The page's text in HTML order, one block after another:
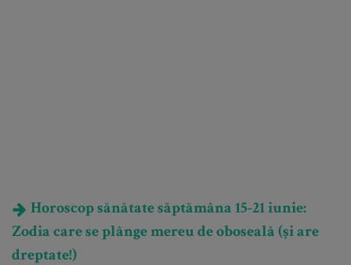
Horoscop sănătate săptămâna 15-21 iunie:
Zodia care se plânge mereu de oboseală (și are
dreptate!)